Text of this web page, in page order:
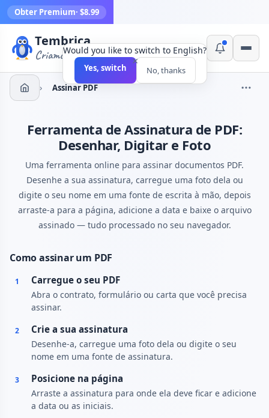
Obter Premium· $8.99
Tembrica
Criamos ferramentas
› Assinar PDF
Ferramenta de Assinatura de PDF:
Desenhar, Digitar e Foto
Uma ferramenta online para assinar documentos PDF.
Desenhe a sua assinatura, carregue uma foto dela ou
digite o seu nome em uma fonte de escrita à mão, depois
arraste-a para a página, adicione a data e baixe o arquivo
assinado — tudo processado no seu navegador.
Como assinar um PDF
1 Carregue o seu PDF
Abra o contrato, formulário ou carta que você precisa
assinar.
2 Crie a sua assinatura
Desenhe-a, carregue uma foto dela ou digite o seu
nome em uma fonte de assinatura.
3 Posicione na página
Arraste a assinatura para onde ela deve ficar e adicione
a data ou as iniciais.
×
Would you like to switch to English?
Yes, switch No, thanks